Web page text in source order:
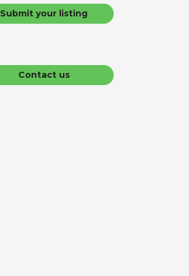
Submit your listing
Contact us